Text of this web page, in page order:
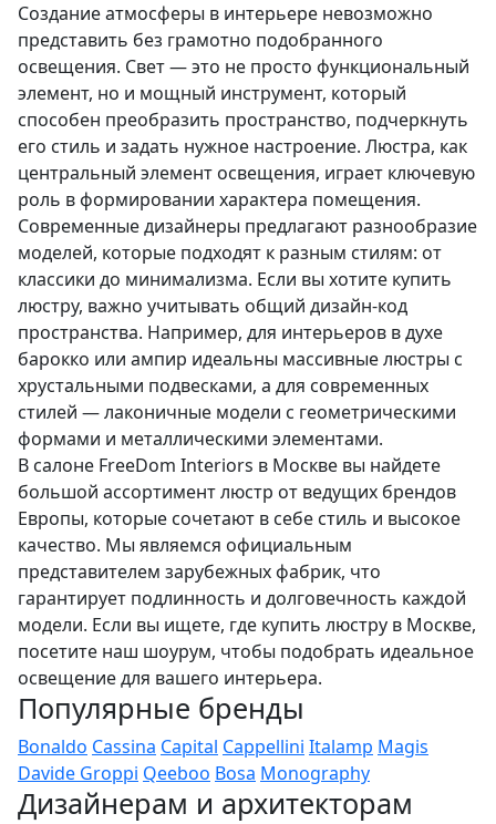
Создание атмосферы в интерьере невозможно
представить без грамотно подобранного
освещения. Свет — это не просто функциональный
элемент, но и мощный инструмент, который
способен преобразить пространство, подчеркнуть
его стиль и задать нужное настроение. Люстра, как
центральный элемент освещения, играет ключевую
роль в формировании характера помещения.
Современные дизайнеры предлагают разнообразие
моделей, которые подходят к разным стилям: от
классики до минимализма. Если вы хотите купить
люстру, важно учитывать общий дизайн-код
пространства. Например, для интерьеров в духе
барокко или ампир идеальны массивные люстры с
хрустальными подвесками, а для современных
стилей — лаконичные модели с геометрическими
формами и металлическими элементами.
В салоне FreeDom Interiors в Москве вы найдете
большой ассортимент люстр от ведущих брендов
Европы, которые сочетают в себе стиль и высокое
качество. Мы являемся официальным
представителем зарубежных фабрик, что
гарантирует подлинность и долговечность каждой
модели. Если вы ищете, где купить люстру в Москве,
посетите наш шоурум, чтобы подобрать идеальное
освещение для вашего интерьера.
Популярные бренды
Bonaldo Cassina Capital Cappellini Italamp Magis
Davide Groppi Qeeboo Bosa Monography
Дизайнерам и архитекторам